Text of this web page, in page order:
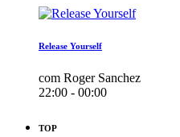
Release Yourself
com Roger Sanchez
22:00 - 00:00
TOP